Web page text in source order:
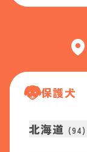
保護犬
北海道 (94)